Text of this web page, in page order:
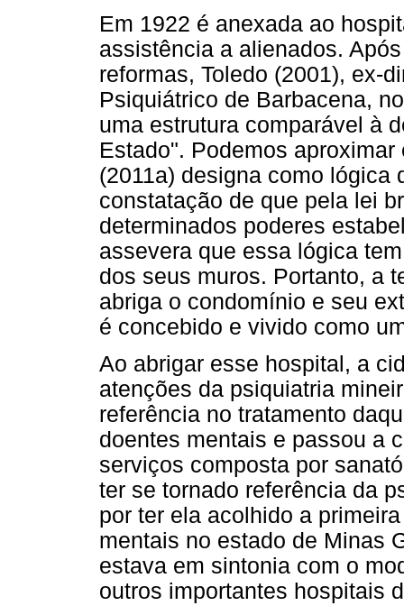
Em 1922 é anexada ao
assistência a alienados.
reformas, Toledo (2001), ex-
Psiquiátrico de Barbacena,
uma estrutura comparável à
Estado". Podemos
(2011a) designa como lógica
constatação de que pela lei
determinados poderes
assevera que essa lógica
dos seus muros. Portanto, a
abriga o condomínio e seu
é concebido e vivido como
Ao abrigar esse hospital, a
atenções da psiquiatria
referência no tratamento
doentes mentais e passou a
serviços composta por
ter se tornado referência da
por ter ela acolhido a
mentais no estado de Minas
estava em sintonia com o
outros importantes hospitais